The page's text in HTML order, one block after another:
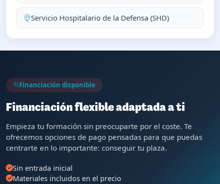
Servicio Hospitalario de la Defensa (SHD)
Financiación disponible
Financiación flexible adaptada a ti
Empieza tu formación sin preocuparte por el coste. Te
ofrecemos opciones de pago pensadas para que puedas
centrarte en lo importante: conseguir tu plaza.
Sin entrada inicial
Materiales incluidos en el precio